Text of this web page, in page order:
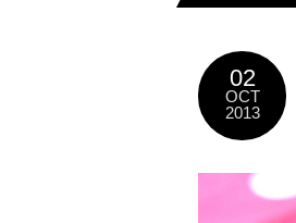
02
OCT
2013